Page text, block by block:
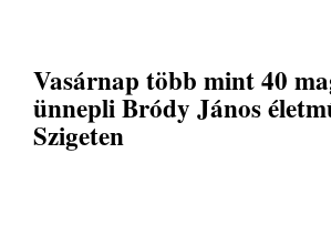
Vasárnap több mint 40
ünnepli Bródy János
Szigeten